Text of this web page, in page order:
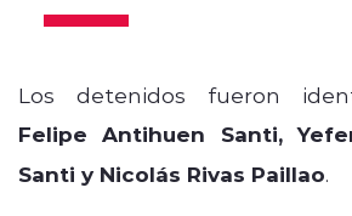
Los detenidos fueron
Felipe Antihuen Santi,
Santi y Nicolás Rivas Paillao.